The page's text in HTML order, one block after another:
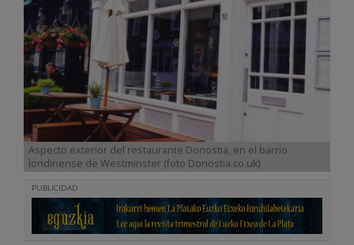
Aspecto exterior del restaurante Donostia, en el barrio
londinense de Westminster (foto Donostia.co.uk)
PUBLICIDAD